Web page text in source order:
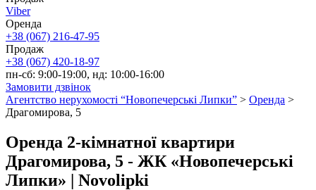
Viber
Оренда
+38 (067) 216-47-95
Продаж
+38 (067) 420-18-97
пн-сб: 9:00-19:00, нд: 10:00-16:00
Замовити дзвінок
Агентство нерухомості “Новопечерські Липки” > Оренда >
Драгомирова, 5
Оренда 2-кімнатної квартири
Драгомирова, 5 - ЖК «Новопечерські
Липки» | Novolipki